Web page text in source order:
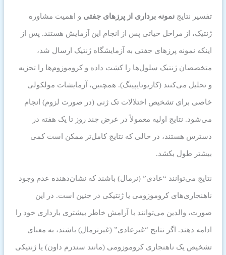
تفسیر نتایجنمونه برداری از پرزهای جفتی و اهمیت مشاوره
ژنتیک، از مراحل حیاتی پس از انجام این آزمایش هستند. پس از
اینکه نمونه پرزهای جفتی به آزمایشگاه ژنتیک ارسال شد،
متخصصان ژنتیک سلول‌ها را کشت داده و کروموزوم‌ها را تجزیه
و تحلیل می‌کنند (کاریوتایپینگ). همچنین، آزمایشات مولکولی
خاصی برای تشخیص اختلالات تک ژنی (در صورت لزوم) انجام
می‌شود. نتایج اولیه معمولاً در عرض چند روز تا یک هفته در
دسترس هستند، در حالی که نتایج کامل‌تر ممکن است کمی
بیشتر طول بکشد.
نتایج می‌توانند “عادی” (نرمال) باشند که نشان‌دهنده عدم وجود
ناهنجاری‌های کروموزومی یا ژنتیکی در جنین است. در این
صورت، والدین می‌توانند با آرامش خاطر بیشتری بارداری خود را
ادامه دهند. اگر نتایج “غیرعادی” (غیرنرمال) باشند، به معنای
تشخیص یک ناهنجاری کروموزومی (مانند سندرم داون) یا ژنتیکی